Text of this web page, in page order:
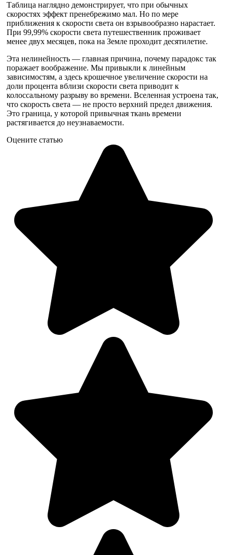
Таблица наглядно демонстрирует, что при обычных
скоростях эффект пренебрежимо мал. Но по мере
приближения к скорости света он взрывообразно нарастает.
При 99,99% скорости света путешественник проживает
менее двух месяцев, пока на Земле проходит десятилетие.
Эта нелинейность — главная причина, почему парадокс так
поражает воображение. Мы привыкли к линейным
зависимостям, а здесь крошечное увеличение скорости на
доли процента вблизи скорости света приводит к
колоссальному разрыву во времени. Вселенная устроена так,
что скорость света — не просто верхний предел движения.
Это граница, у которой привычная ткань времени
растягивается до неузнаваемости.
Оцените статью